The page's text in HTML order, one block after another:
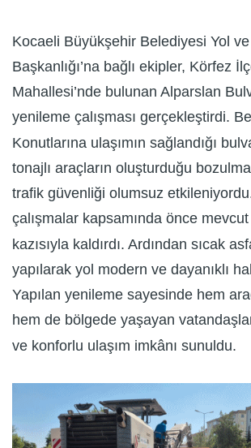
Kocaeli Büyükşehir Belediyesi Yol
Başkanlığı’na bağlı ekipler, Körfez
Mahallesi’nde bulunan Alparslan
yenileme çalışması gerçekleştirdi.
Konutlarına ulaşımın sağlandığı
tonajlı araçların oluşturduğu
trafik güvenliği olumsuz
çalışmalar kapsamında önce
kazısıyla kaldırdı. Ardından sıcak
yapılarak yol modern ve dayanıklı
Yapılan yenileme sayesinde hem
hem de bölgede yaşayan
ve konforlu ulaşım imkânı sunuldu.